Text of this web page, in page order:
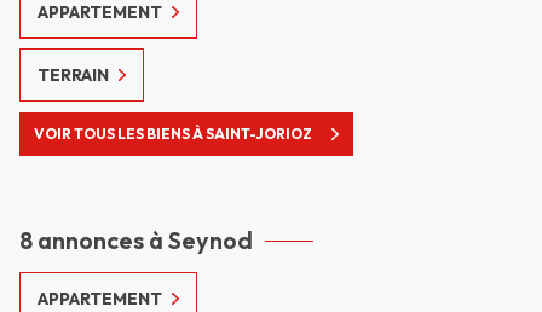
APPARTEMENT
TERRAIN
VOIR TOUS LES BIENS À SAINT-JORIOZ
8 annonces à Seynod
APPARTEMENT